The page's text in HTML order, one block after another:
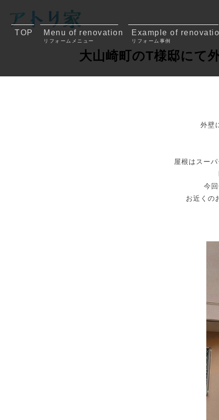
TOP Menu of renovation
リフォームメニュー
Example of
リフォーム事例
大山崎町のT様邸にて
外壁
屋根はスー
今
お近くの